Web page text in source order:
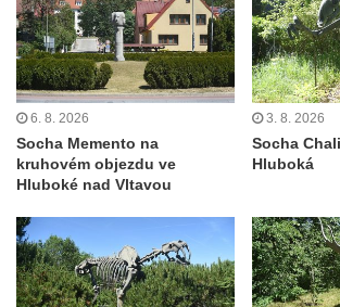
Památník Johanna Wolfganga Goetha u
polikliniky v Nejdku
Socha svatého Salvátora před kostelem
svatých Petra a Pavla v Jeníkově
svatých Petra a Pavla v Jeníkově
Socha svatého Petra před kostelem svatých
Petra a Pavla v Jeníkově
Socha svatého Jana Nepomuckého před
kostelem svatých Petra a Pavla v Jeníkově
6. 8. 2026
Socha Memento na
kruhovém objezdu ve
Hluboké nad Vltavou
3. 8. 2026
Socha
Hluboká